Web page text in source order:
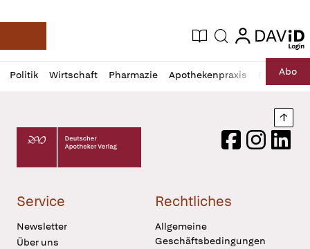
Deutsche Apotheker Zeitung
Aktuelle Ausgabe
Suche login
login
Politik Wirtschaft Pharmazie Apothekenpraxis RechtAbo
Profil
öffnen
Daz
Pur
Deutscher Apotheker Verlag Logo
FacebookInstagram
Service
Newsletter
Über uns
Rechtliches
Allgemeine
Geschäftsbedingungen